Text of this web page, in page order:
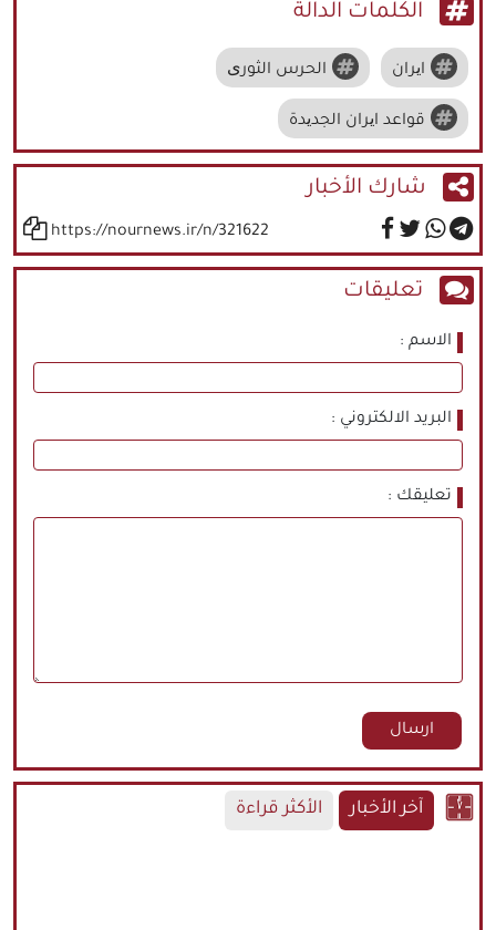
الكلمات الدالة
ایران الحرس الثوری
قواعد ایران الجدیدة
شارك الأخبار
https://nournews.ir/n/321622
تعليقات
الاسم
البريد الالكتروني
تعليقك
آخر الأخبار الأكثر قراءة